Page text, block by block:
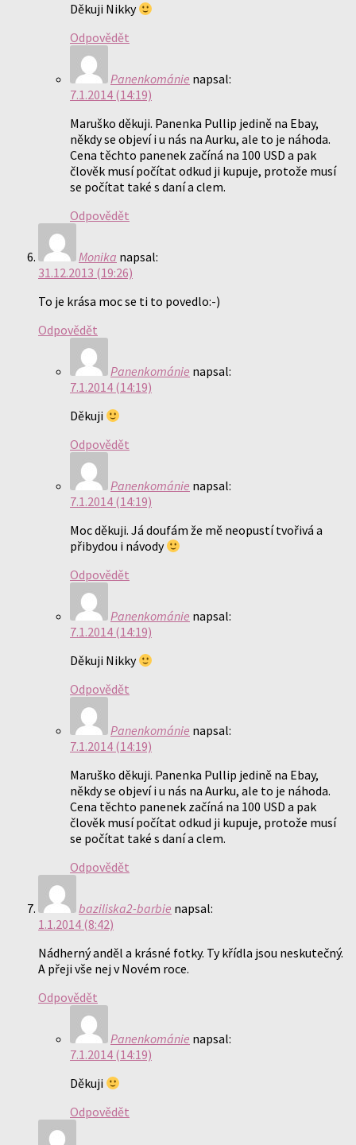
Děkuji Nikky
Odpovědět
Panenkománie napsal:
7.1.2014 (14:19)
Maruško děkuji. Panenka Pullip jedině na Ebay,
někdy se objeví i u nás na Aurku, ale to je náhoda.
Cena těchto panenek začíná na 100 USD a pak
člověk musí počítat odkud ji kupuje, protože musí
se počítat také s daní a clem.
Odpovědět
Monika napsal:
31.12.2013 (19:26)
To je krása moc se ti to povedlo:-)
Odpovědět
Panenkománie napsal:
7.1.2014 (14:19)
Děkuji
Odpovědět
Panenkománie napsal:
7.1.2014 (14:19)
Moc děkuji. Já doufám že mě neopustí tvořivá a
přibydou i návody
Odpovědět
Panenkománie napsal:
7.1.2014 (14:19)
Děkuji Nikky
Odpovědět
Panenkománie napsal:
7.1.2014 (14:19)
Maruško děkuji. Panenka Pullip jedině na Ebay,
někdy se objeví i u nás na Aurku, ale to je náhoda.
Cena těchto panenek začíná na 100 USD a pak
člověk musí počítat odkud ji kupuje, protože musí
se počítat také s daní a clem.
Odpovědět
baziliska2-barbie napsal:
1.1.2014 (8:42)
Nádherný anděl a krásné fotky. Ty křídla jsou neskutečný.
A přeji vše nej v Novém roce.
Odpovědět
Panenkománie napsal:
7.1.2014 (14:19)
Děkuji
Odpovědět